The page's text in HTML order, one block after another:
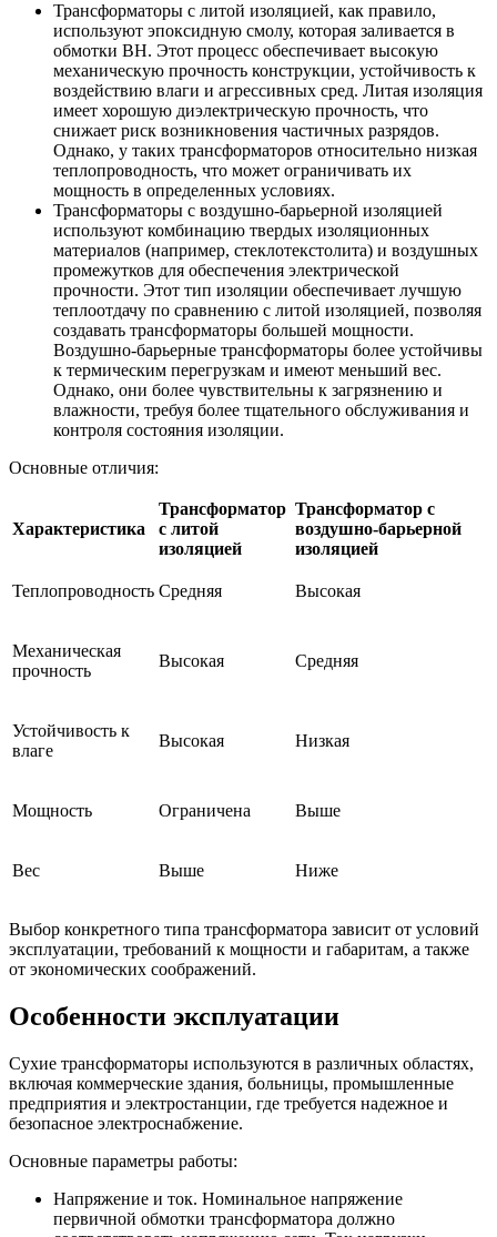
Трансформаторы с литой изоляцией, как правило,
используют эпоксидную смолу, которая заливается в
обмотки ВН. Этот процесс обеспечивает высокую
механическую прочность конструкции, устойчивость к
воздействию влаги и агрессивных сред. Литая изоляция
имеет хорошую диэлектрическую прочность, что
снижает риск возникновения частичных разрядов.
Однако, у таких трансформаторов относительно низкая
теплопроводность, что может ограничивать их
мощность в определенных условиях.
Трансформаторы с воздушно-барьерной изоляцией
используют комбинацию твердых изоляционных
материалов (например, стеклотекстолита) и воздушных
промежутков для обеспечения электрической
прочности. Этот тип изоляции обеспечивает лучшую
теплоотдачу по сравнению с литой изоляцией, позволяя
создавать трансформаторы большей мощности.
Воздушно-барьерные трансформаторы более устойчивы
к термическим перегрузкам и имеют меньший вес.
Однако, они более чувствительны к загрязнению и
влажности, требуя более тщательного обслуживания и
контроля состояния изоляции.
Основные отличия:
Характеристика
Трансформатор
с литой
изоляцией
Трансформатор с
воздушно-барьерной
изоляцией
Теплопроводность Средняя Высокая
Механическая
прочность
Высокая Средняя
Устойчивость к
влаге
Высокая Низкая
Мощность Ограничена Выше
Вес Выше Ниже
Выбор конкретного типа трансформатора зависит от условий
эксплуатации, требований к мощности и габаритам, а также
от экономических соображений.
Особенности эксплуатации
Сухие трансформаторы используются в различных областях,
включая коммерческие здания, больницы, промышленные
предприятия и электростанции, где требуется надежное и
безопасное электроснабжение.
Основные параметры работы:
Напряжение и ток. Номинальное напряжение
первичной обмотки трансформатора должно